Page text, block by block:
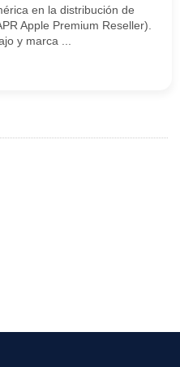
en la distribución de
Apple Premium Reseller).
y marca ...